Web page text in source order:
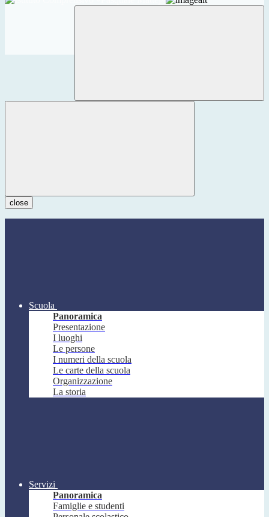
close
Scuola
Panoramica
Presentazione
I luoghi
Le persone
I numeri della scuola
Le carte della scuola
Organizzazione
La storia
Servizi
Panoramica
Famiglie e studenti